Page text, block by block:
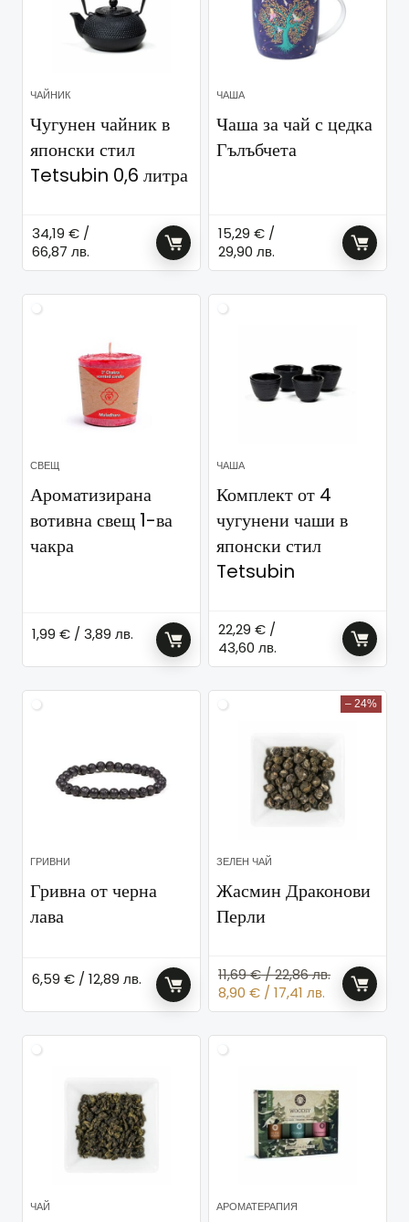
ЧАЙНИК
Чугунен чайник в
японски стил
Tetsubin 0,6 литра
34,19€ /
66,87 лв.
ЧАША
Чаша за чай с цедка
Гълъбчета
15,29€ /
29,90 лв.
СВЕЩ
Ароматизирана
вотивна свещ 1-ва
чакра
1,99€ / 3,89 лв.
ЧАША
Комплект от 4
чугунени чаши в
японски стил
Tetsubin
22,29€ /
43,60 лв.
ГРИВНИ
Гривна от черна
лава
6,59€ / 12,89 лв.
– 24%
ЗЕЛЕН ЧАЙ
Жасмин Драконови
Перли
11,69€/ 22,86 лв.
Original
price
11,69 €
8,90€ / 17,41 лв. Текущата
цена
ЧАЙ АРОМАТЕРАПИЯ